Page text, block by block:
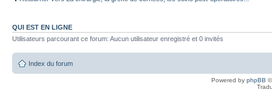
QUI EST EN LIGNE
Utilisateurs parcourant ce forum: Aucun utilisateur enregistré et 0 invités
Index du forum
Powered by phpBB